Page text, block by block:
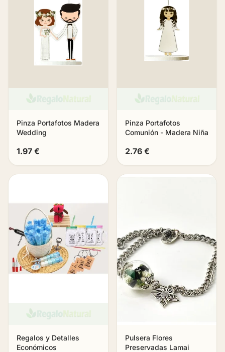
Pinza Portafotos Madera
Wedding
1.97 €
Pinza Portafotos
Comunión - Madera Niña
2.76 €
Regalos y Detalles
Económicos
Pulsera Flores
Preservadas Lamai